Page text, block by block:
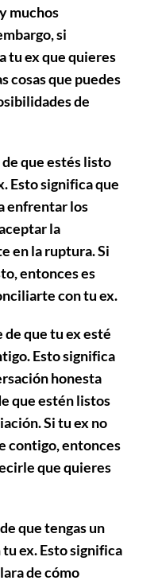
muchos
si
tu ex que quieres
cosas que puedes
de
que estés listo
Esto significa que
enfrentar los
la
en la ruptura. Si
entonces es
con tu ex.
de que tu ex esté
Esto significa
honesta
que estén listos
Si tu ex no
contigo, entonces
que quieres
que tengas un
ex. Esto significa
de cómo